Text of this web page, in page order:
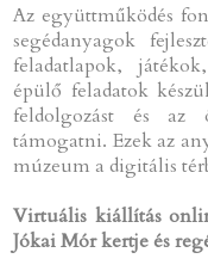
Az együttműködés
segédanyagok
feladatlapok,
épülő feladatok
feldolgozást és az
támogatni. Ezek az
múzeum a digitális
Virtuális kiállítás
Jókai Mór kertje és